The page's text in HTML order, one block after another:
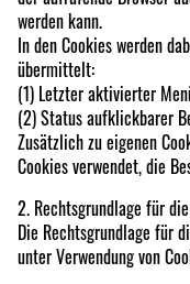
werden kann.
In den Cookies werden
übermittelt:
(1) Letzter aktivierter
(2) Status aufklickbarer
Zusätzlich zu eigenen
Cookies verwendet, die
2. Rechtsgrundlage für
Die Rechtsgrundlage für
unter Verwendung von